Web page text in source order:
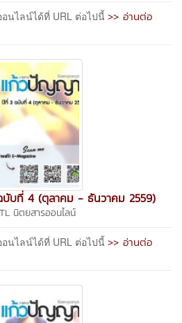
นไลน์ได้ที่ URL ต่อไปนี้ >> อ่านต่อ
บที่ 4 (ตุลาคม - ธันวาคม 2559)
นิตยสารออนไลน์
นไลน์ได้ที่ URL ต่อไปนี้ >> อ่านต่อ